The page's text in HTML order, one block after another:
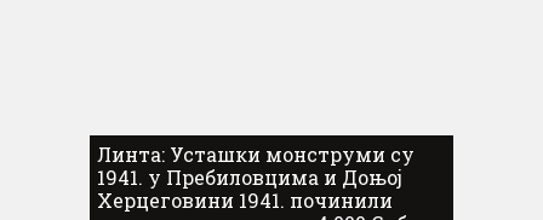
Линта: Усташки монструми су
1941. у Пребиловцима и Доњој
Херцеговини 1941. починили